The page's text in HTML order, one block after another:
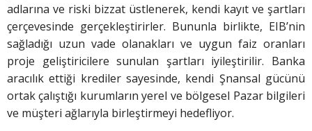
adlarına ve riski bizzat üstlenerek, kendi kayıt ve şartları
çerçevesinde gerçekleştirirler. Bununla birlikte, EIB’nin
sağladığı uzun vade olanakları ve uygun faiz oranları
proje geliştiricilere sunulan şartları iyileştirilir. Banka
aracılık ettiği krediler sayesinde, kendi Şnansal gücünü
ortak çalıştığı kurumların yerel ve bölgesel Pazar bilgileri
ve müşteri ağlarıyla birleştirmeyi hedefliyor.